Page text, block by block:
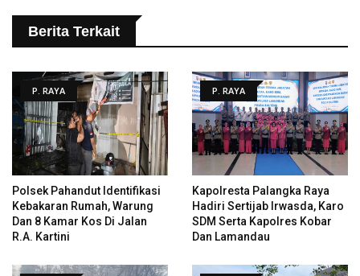
Berita Terkait
P. RAYA
Polsek Pahandut Identifikasi
Kebakaran Rumah, Warung
Dan 8 Kamar Kos Di Jalan
R.A. Kartini
P. RAYA
Kapolresta Palangka Raya
Hadiri Sertijab Irwasda, Karo
SDM Serta Kapolres Kobar
Dan Lamandau